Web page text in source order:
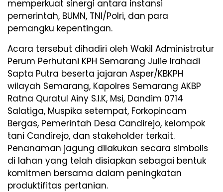
memperkuat sinergi antara instansi
pemerintah, BUMN, TNI/Polri, dan para
pemangku kepentingan.
Acara tersebut dihadiri oleh Wakil Administratur
Perum Perhutani KPH Semarang Julie Irahadi
Sapta Putra beserta jajaran Asper/KBKPH
wilayah Semarang, Kapolres Semarang AKBP
Ratna Quratul Ainy S.I.K, Msi, Dandim 0714
Salatiga, Muspika setempat, Forkopincam
Bergas, Pemerintah Desa Candirejo, kelompok
tani Candirejo, dan stakeholder terkait.
Penanaman jagung dilakukan secara simbolis
di lahan yang telah disiapkan sebagai bentuk
komitmen bersama dalam peningkatan
produktifitas pertanian.